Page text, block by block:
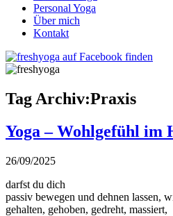
Personal Yoga
Über mich
Kontakt
Tag Archiv:Praxis
Yoga – Wohlgefühl im
26/09/2025
darfst du dich
passiv bewegen und dehnen lassen,
gehalten, gehoben, gedreht, massiert,